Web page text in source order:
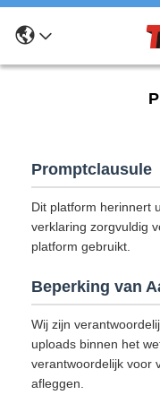
Promptclausule
Dit platform herinnert
verklaring zorgvuldig
platform gebruikt.
Beperking van
Wij zijn
uploads binnen het
verantwoordelijk voor
afleggen.